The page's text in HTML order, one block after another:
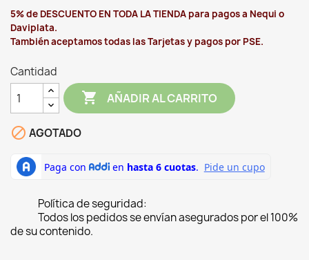
5% de DESCUENTO EN TODA LA TIENDA para pagos a Nequi o
Daviplata.
También aceptamos todas las Tarjetas y pagos por PSE.
Cantidad
 AÑADIR AL CARRITO
 AGOTADO
Política de seguridad:
Todos los pedidos se envían asegurados por el 100%
de su contenido.